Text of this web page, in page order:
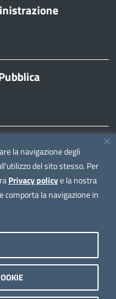
la navigazione degli
del sito stesso. Per
Privacy policye la nostra
comporta la navigazione in